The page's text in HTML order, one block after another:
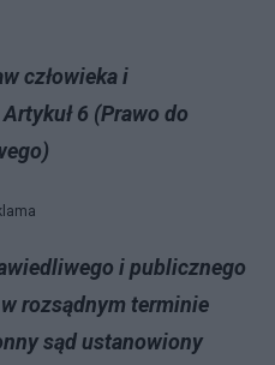
człowieka i
6 (Prawo do
i publicznego
rozsądnym terminie
sąd ustanowiony